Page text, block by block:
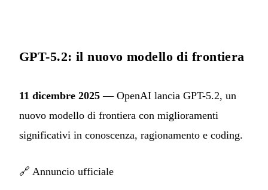
GPT-5.2: il nuovo modello di frontiera
11 dicembre 2025 — OpenAI lancia GPT-5.2, un
nuovo modello di frontiera con miglioramenti
significativi in conoscenza, ragionamento e coding.
🔗 Annuncio ufficiale